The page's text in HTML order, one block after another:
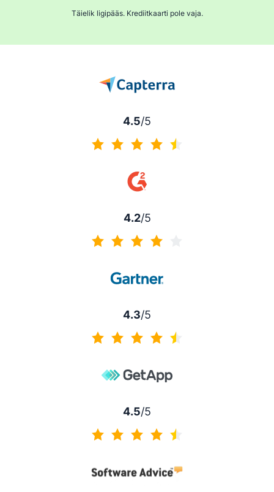
Täielik ligipääs. Krediitkaarti pole vaja.
4.5/5
4.2/5
4.3/5
4.5/5